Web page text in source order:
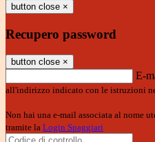
button close ×
Recupero password
button close ×
E-
all'indirizzo indicato con le istruzioni
Non hai una e-mail associata al nome
tramite la Login Spaggiari